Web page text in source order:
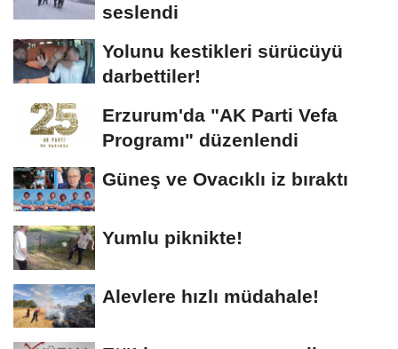
seslendi
Yolunu kestikleri sürücüyü
darbettiler!
Erzurum'da "AK Parti Vefa
Programı" düzenlendi
Güneş ve Ovacıklı iz bıraktı
Yumlu piknikte!
Alevlere hızlı müdahale!